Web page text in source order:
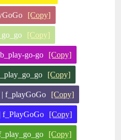
[Copy]
[Copy]
go-go [Copy]
[Copy]
| f_playGoGo [Copy]
f_PlayGoGo [Copy]
[Copy]